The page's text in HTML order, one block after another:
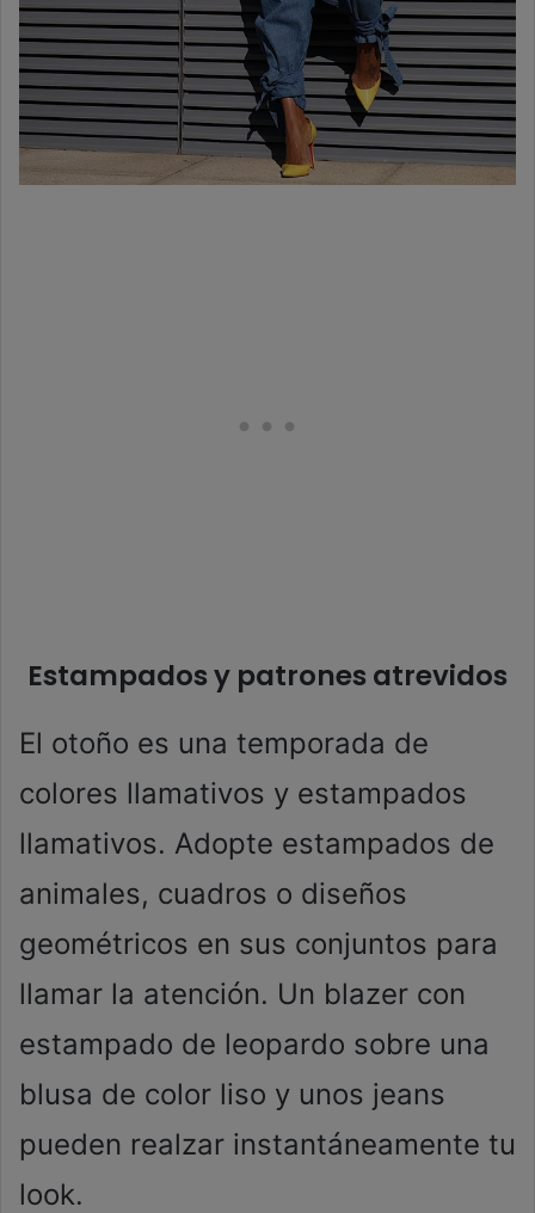
Estampados y patrones atrevidos
El otoño es una temporada de
colores llamativos y estampados
llamativos. Adopte estampados de
animales, cuadros o diseños
geométricos en sus conjuntos para
llamar la atención. Un blazer con
estampado de leopardo sobre una
blusa de color liso y unos jeans
pueden realzar instantáneamente tu
look.